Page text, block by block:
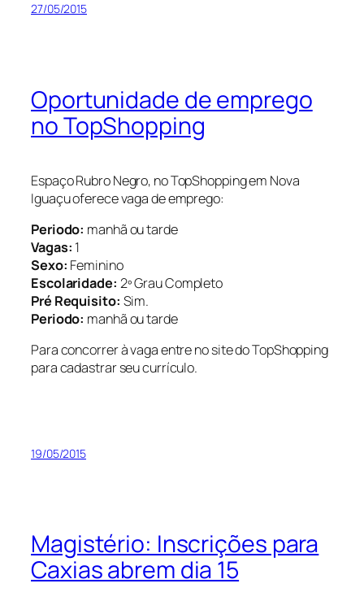
27/05/2015
Oportunidade de emprego
no TopShopping
Espaço Rubro Negro, no TopShopping em Nova
Iguaçu oferece vaga de emprego:
Periodo: manhã ou tarde
Vagas: 1
Sexo: Feminino
Escolaridade: 2º Grau Completo
Pré Requisito: Sim.
Periodo: manhã ou tarde
Para concorrer à vaga entre no site do TopShopping
para cadastrar seu currículo.
19/05/2015
Magistério: Inscrições para
Caxias abrem dia 15